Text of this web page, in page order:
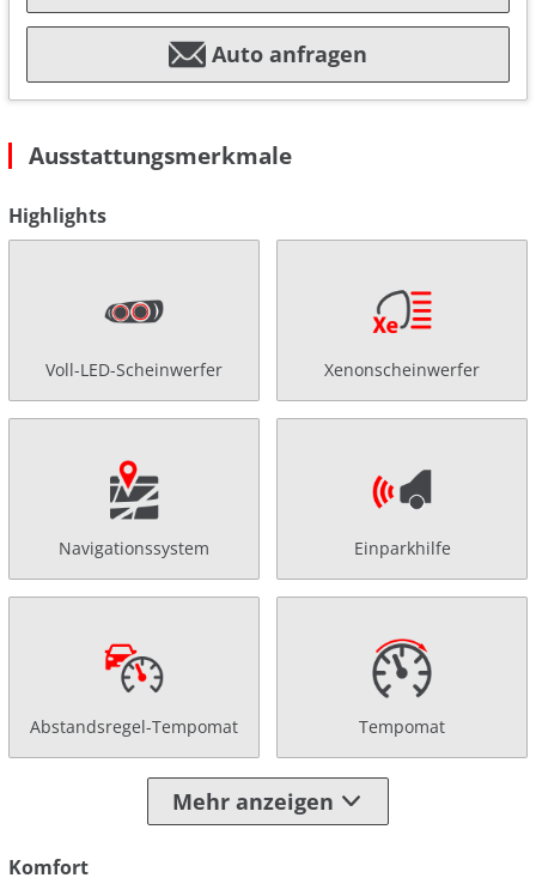
Auto anfragen
Ausstattungsmerkmale
Highlights
Voll-LED-Scheinwerfer Xenonscheinwerfer
Navigationssystem Einparkhilfe
Abstandsregel-Tempomat Tempomat
Mehr anzeigen
Komfort